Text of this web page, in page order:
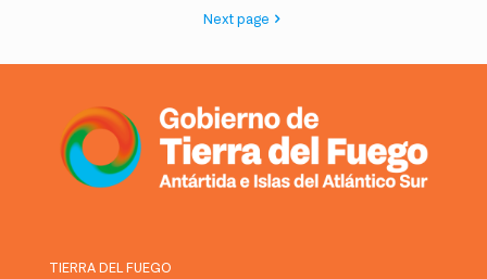
Next page
TIERRA DEL FUEGO